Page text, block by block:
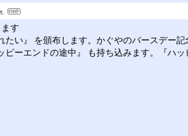
す
い』 を頒布します。かぐやのバースデー記
ーエンドの途中』 も持ち込みます。『ハ